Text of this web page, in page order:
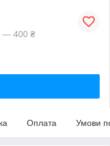
— 400 ₴
Оплата Умови